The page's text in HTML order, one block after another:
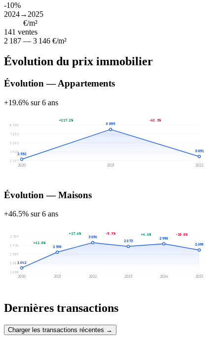
-10%
2024→2025
€/m²
141 ventes
2 187 — 3 146 €/m²
Évolution du prix immobilier
Évolution — Appartements
+19.6% sur 6 ans
2 297
3 949
5 601
7 253
8 905
2 552
2020
8 095
2021
3 051
2022
+217.2% -62.3%
Évolution — Maisons
+46.5% sur 6 ans
1 658
2 083
2 509
2 934
3 359
1 842
2020
2 598
2021
3 054
2022
2 873
2023
2 998
2024
2 698
2025
+41.0%
+17.6% -5.9% +4.4% -10.0%
Dernières transactions
Charger les transactions récentes →